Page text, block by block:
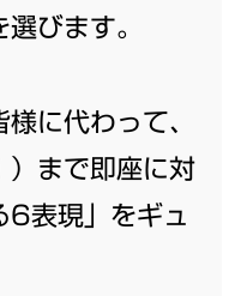
びます。
に代わって、
）まで即座に対
6表現」をギュ